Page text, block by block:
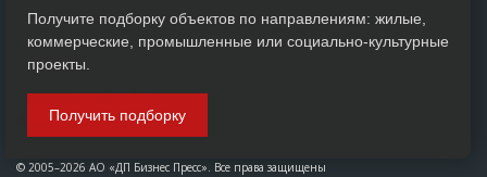
© 2005–2026 АО «ДП Бизнес Пресс». Все права защищены
Получите подборку объектов по направлениям: жилые,
коммерческие, промышленные или социально-культурные
проекты.
Получить подборку